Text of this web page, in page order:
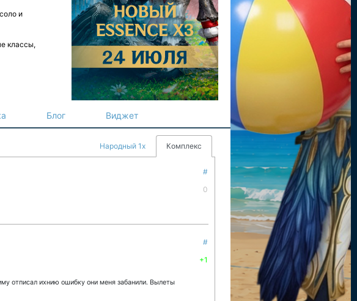
и
классы,
Блог Виджет
Народный 1х Комплекс
#
0
#
+1
отписал ихнию ошибку они меня забанили. Вылеты